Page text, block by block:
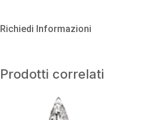
Richiedi Informazioni
Prodotti correlati